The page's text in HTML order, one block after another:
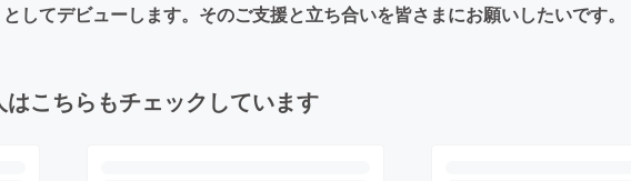
してデビューします。そのご支援と立ち合いを皆さまにお願いしたいです。
こちらもチェックしています